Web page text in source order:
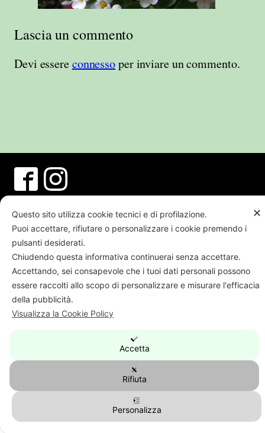
Lascia un commento
Devi essereconnessoper inviare un commento.
PI CF REG IMP BO01707541205 | REA
364538
digital web
Questo sito partecipa al programma di
affiliazione Amazon: eventuali acquisti effettuati
tramite i link presenti possono generare una
provvigione, senza costi aggiuntivi per te.
✕
Questo sito utilizza cookie tecnici e di profilazione.
Puoi accettare, rifiutare o personalizzare i cookie premendo i
pulsanti desiderati.
Chiudendo questa informativa continuerai senza accettare.
Accettando, sei consapevole che i tuoi dati personali possono
essere raccolti allo scopo di personalizzare e misurare l'efficacia
della pubblicità.
Visualizza la Cookie Policy
Accetta
Rifiuta
Personalizza